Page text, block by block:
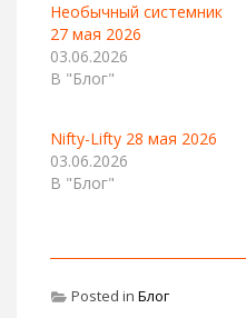
Необычный системник
27 мая 2026
03.06.2026
В "Блог"
Nifty-Lifty 28 мая 2026
03.06.2026
В "Блог"
Posted in Блог